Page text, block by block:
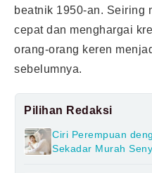
beatnik 1950-an. Seiring
cepat dan menghargai
orang-orang keren
sebelumnya.
Pilihan Redaksi
Ciri Perempuan
Sekadar Murah